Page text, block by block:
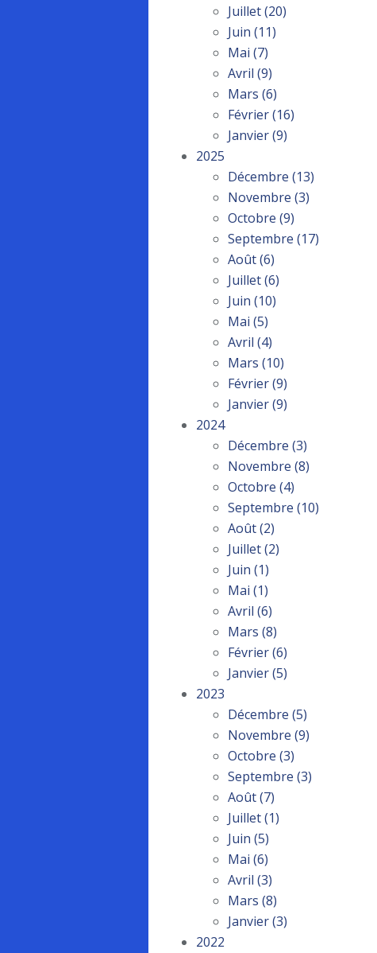
Juillet(20)
Juin (11)
Mai (7)
Avril (9)
Mars (6)
Février(16)
Janvier(9)
2025
Décembre (13)
Novembre (3)
Octobre (9)
Septembre (17)
Août(6)
Juillet(6)
Juin (10)
Mai (5)
Avril (4)
Mars (10)
Février(9)
Janvier(9)
2024
Décembre (3)
Novembre (8)
Octobre (4)
Septembre (10)
Août(2)
Juillet(2)
Juin (1)
Mai (1)
Avril (6)
Mars (8)
Février(6)
Janvier(5)
2023
Décembre (5)
Novembre (9)
Octobre (3)
Septembre (3)
Août(7)
Juillet(1)
Juin (5)
Mai (6)
Avril (3)
Mars (8)
Janvier(3)
2022